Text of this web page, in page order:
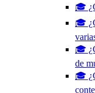
🎓
🎓
🎓
de
🎓